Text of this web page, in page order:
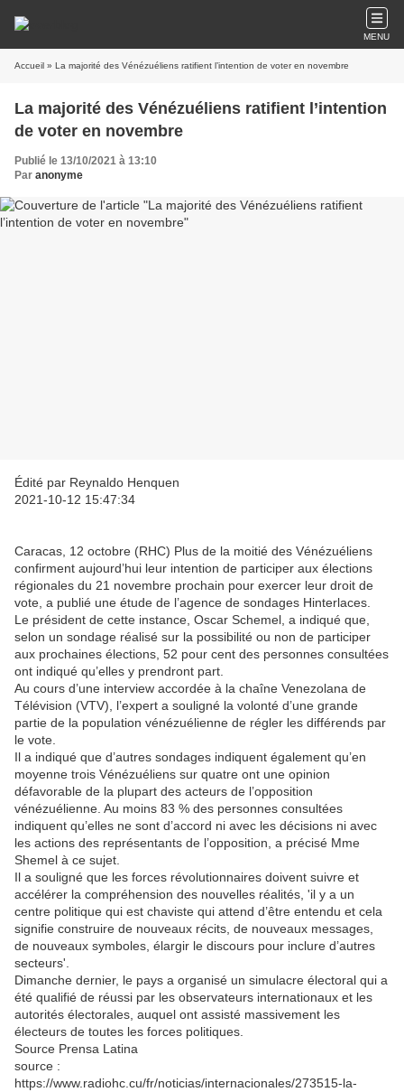
MENU
Accueil » La majorité des Vénézuéliens ratifient l’intention de voter en novembre
La majorité des Vénézuéliens ratifient l’intention
de voter en novembre
Publié le 13/10/2021 à 13:10
Par anonyme
Édité par Reynaldo Henquen
2021-10-12 15:47:34
Caracas, 12 octobre (RHC) Plus de la moitié des Vénézuéliens
confirment aujourd’hui leur intention de participer aux élections
régionales du 21 novembre prochain pour exercer leur droit de
vote, a publié une étude de l’agence de sondages Hinterlaces.
Le président de cette instance, Oscar Schemel, a indiqué que,
selon un sondage réalisé sur la possibilité ou non de participer
aux prochaines élections, 52 pour cent des personnes consultées
ont indiqué qu’elles y prendront part.
Au cours d’une interview accordée à la chaîne Venezolana de
Télévision (VTV), l’expert a souligné la volonté d’une grande
partie de la population vénézuélienne de régler les différends par
le vote.
Il a indiqué que d’autres sondages indiquent également qu’en
moyenne trois Vénézuéliens sur quatre ont une opinion
défavorable de la plupart des acteurs de l’opposition
vénézuélienne. Au moins 83 % des personnes consultées
indiquent qu’elles ne sont d’accord ni avec les décisions ni avec
les actions des représentants de l’opposition, a précisé Mme
Shemel à ce sujet.
Il a souligné que les forces révolutionnaires doivent suivre et
accélérer la compréhension des nouvelles réalités, 'il y a un
centre politique qui est chaviste qui attend d’être entendu et cela
signifie construire de nouveaux récits, de nouveaux messages,
de nouveaux symboles, élargir le discours pour inclure d’autres
secteurs'.
Dimanche dernier, le pays a organisé un simulacre électoral qui a
été qualifié de réussi par les observateurs internationaux et les
autorités électorales, auquel ont assisté massivement les
électeurs de toutes les forces politiques.
Source Prensa Latina
source :
https://www.radiohc.cu/fr/noticias/internacionales/273515-la-